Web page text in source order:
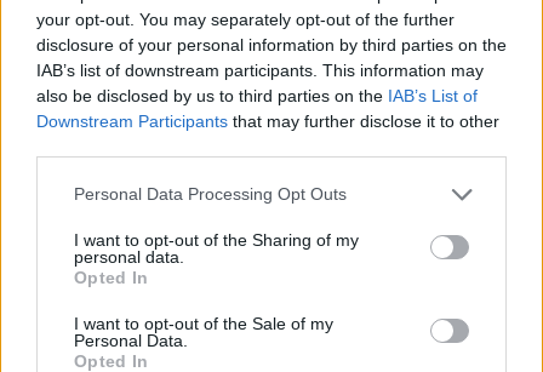
your opt-out. You may separately opt-out of the further
disclosure of your personal information by third parties on the
IAB’s list of downstream participants. This information may
also be disclosed by us to third parties on the IAB’s List of
Downstream Participants that may further disclose it to other
Personal Data Processing Opt Outs
I want to opt-out of the Sharing of my
personal data.
Opted In
I want to opt-out of the Sale of my
Personal Data.
Opted In
Ισπανία – Ιταλία: Κλιμακώνεται η αντιπαράθεση για
το μεταναστευτικό με αμοιβαίους συνοριακούς
ελέγχους
09/08/2026 - 10:29 ΚΟΣΜΟΣ
οικονομικού προγράμματος της ΕΛ.Α.Σ. στη
09/08/2026 - 10:03 ΠΟΛΙΤΙΚΗ
56.000 επιβάτες αναχωρούν σήμερα από τα
λιμάνια της Αττικής